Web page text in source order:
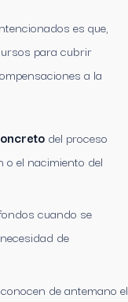
es que,
para cubrir
a la
del proceso
o el nacimiento del
cuando se
de
de antemano el